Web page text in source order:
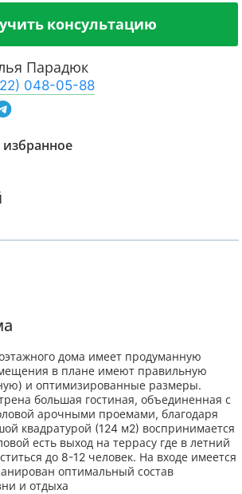
консультацию
Парадюк
048-05-88
дома имеет продуманную
в плане имеют правильную
и оптимизированные размеры.
большая гостиная, объединенная с
арочными проемами, благодаря
квадратурой (124 м2) воспринимается
есть выход на террасу где в летний
до 8-12 человек. На входе имеется
оптимальный состав
и отдыха